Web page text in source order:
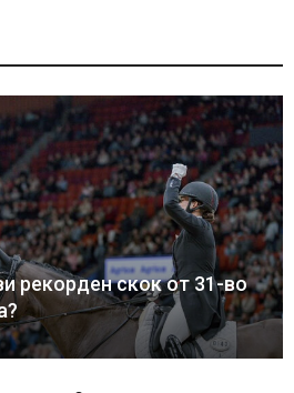
рекорден скок от 31-во